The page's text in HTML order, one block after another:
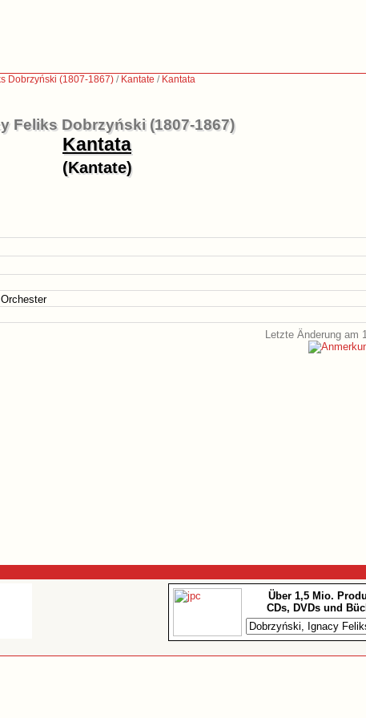
Dobrzyński (1807-1867) / Kantate / Kantata
Feliks Dobrzyński (1807-1867)
Kantata
(Kantate)
Letzte Änderung am
Über 1,5 Mio.
CDs, DVDs und